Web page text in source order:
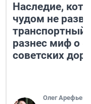
Наследие,
чудом не
транспортный
разнес миф о
советских
Олег Арефьев